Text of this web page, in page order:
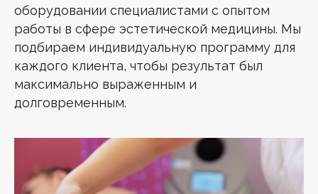
оборудовании специалистами с опытом
работы в сфере эстетической медицины. Мы
подбираем индивидуальную программу для
каждого клиента, чтобы результат был
максимально выраженным и
долговременным.